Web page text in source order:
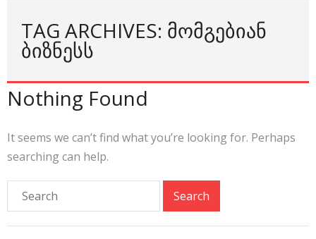
TAG ARCHIVES: ᲛᲝᲛᲒᲔᲑᲘᲐᲜ
ᲑᲘᲖᲜᲔᲡᲡ
Nothing Found
It seems we can’t find what you’re looking for. Perhaps
searching can help.